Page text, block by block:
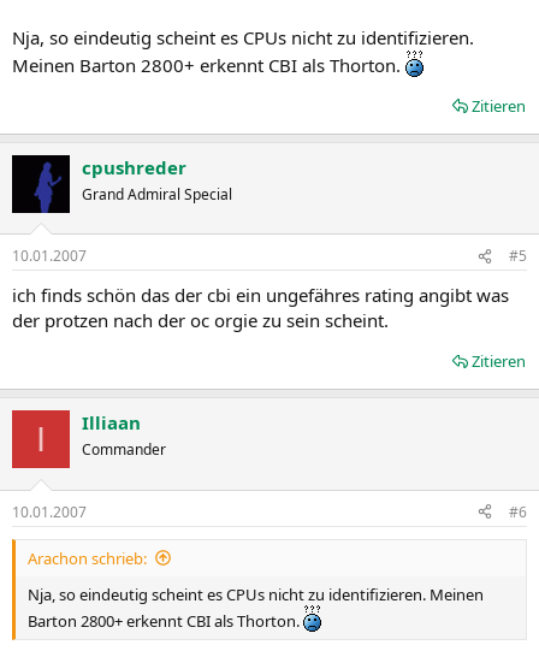
Nja, so eindeutig scheint es CPUs nicht zu identifizieren.
Meinen Barton 2800+ erkennt CBI als Thorton.
Zitieren
cpushreder
Grand Admiral Special
10.01.2007 #5
ich finds schön das der cbi ein ungefähres rating angibt was
der protzen nach der oc orgie zu sein scheint.
Zitieren
I Illiaan
Commander
10.01.2007 #6
Arachon schrieb:
Nja, so eindeutig scheint es CPUs nicht zu identifizieren. Meinen
Barton 2800+ erkennt CBI als Thorton.